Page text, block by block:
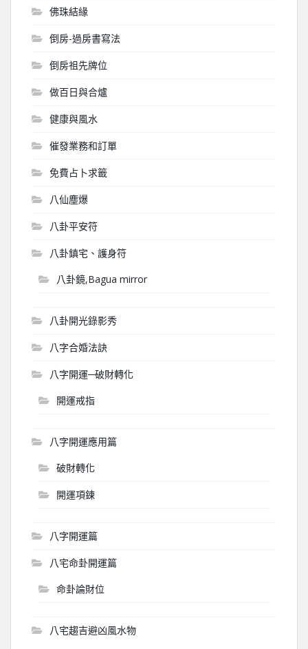
佛珠結緣
倒房-過房書寫法
倒房祖先牌位
做百日與合爐
健康與風水
催發業務和訂單
免費占卜求籤
八仙塵爆
八卦平安符
八卦鎮宅、護身符
八卦鏡,Bagua mirror
八卦開光錄影秀
八字合婚法訣
八字開運─破財轉化
開運戒指
八字開運應用篇
破財轉化
開運項鍊
八字開運篇
八宅命卦開運篇
命卦論財位
八宅趨吉避凶風水物